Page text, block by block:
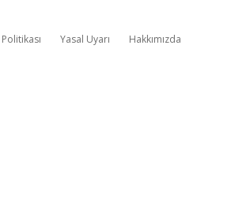
Yasal Uyarı Hakkımızda